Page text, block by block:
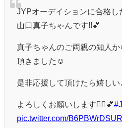
JYPオーデイションに合格し
山口真子ちゃんです!!💕
真子ちゃんのご両親の知人か
頂きました☺️
是非応援して頂けたら嬉し
よろしくお願いします🙇‍♀️💕
pic.twitter.com/B6PBWrDSUR